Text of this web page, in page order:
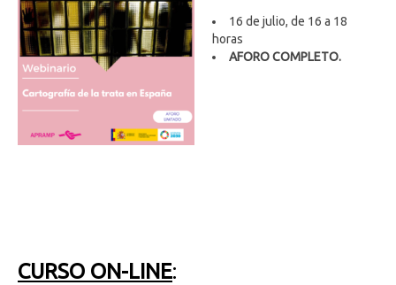
16 de julio, de 16 a 18
horas
AFORO COMPLETO.
CURSO ON-LINE: